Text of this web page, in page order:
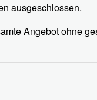
ausgeschlossen.
Angebot ohne